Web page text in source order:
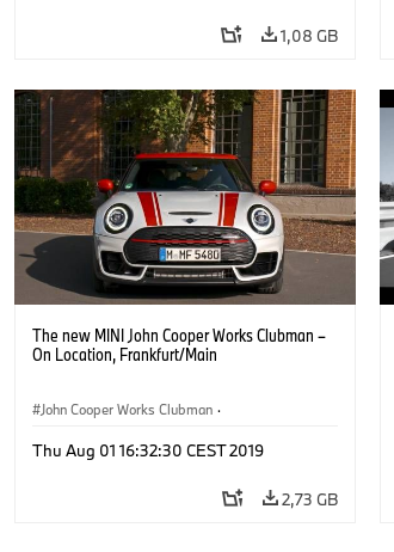
1,08 GB
The new MINI John Cooper Works Clubman –
On Location, Frankfurt/Main
John Cooper Works Clubman ·
Thu Aug 01 16:32:30 CEST 2019
2,73 GB